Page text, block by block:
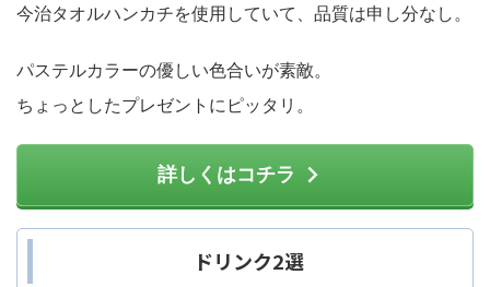
今治タオルハンカチを使用していて、品質は申し分なし。
パステルカラーの優しい色合いが素敵。
ちょっとしたプレゼントにピッタリ。
詳しくはコチラ
ドリンク2選